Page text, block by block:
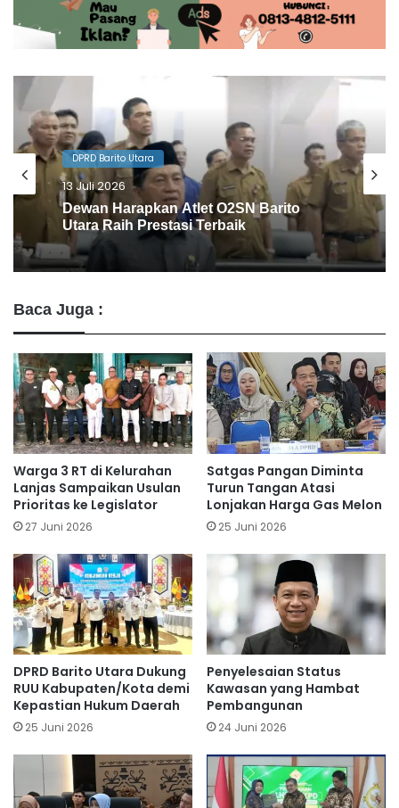
DPRD Barito Utara
10 Juli 2026
Agenda Gowes Bareng Dapat
Dukungan Dewan
Baca Juga :
Warga 3 RT di Kelurahan
Lanjas Sampaikan Usulan
Prioritas ke Legislator
27 Juni 2026
Satgas Pangan Diminta
Turun Tangan Atasi
Lonjakan Harga Gas Melon
25 Juni 2026
DPRD Barito Utara Dukung
RUU Kabupaten/Kota demi
Kepastian Hukum Daerah
25 Juni 2026
Penyelesaian Status
Kawasan yang Hambat
Pembangunan
24 Juni 2026